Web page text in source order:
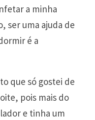
a minha
ser uma ajuda de
é a
que só gostei de
pois mais do
e tinha um